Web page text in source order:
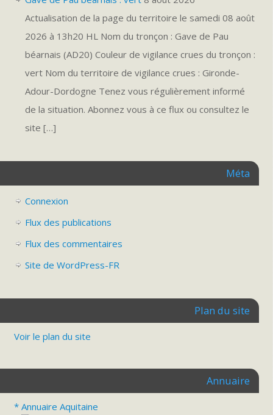
Actualisation de la page du territoire le samedi 08 août
2026 à 13h20 HL Nom du tronçon : Gave de Pau
béarnais (AD20) Couleur de vigilance crues du tronçon :
vert Nom du territoire de vigilance crues : Gironde-
Adour-Dordogne Tenez vous régulièrement informé
de la situation. Abonnez vous à ce flux ou consultez le
site […]
Méta
Connexion
Flux des publications
Flux des commentaires
Site de WordPress-FR
Plan du site
Voir le plan du site
Annuaire
* Annuaire Aquitaine